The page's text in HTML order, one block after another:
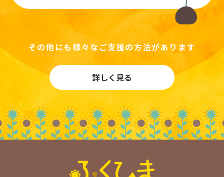
その他にも様々なご支援の方法があります
詳しく見る